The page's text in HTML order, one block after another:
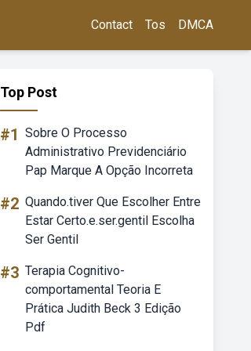
Contact Tos DMCA
Top Post
#1 Sobre O Processo
Administrativo Previdenciário
Pap Marque A Opção Incorreta
#2 Quando.tiver Que Escolher Entre
Estar Certo.e.ser.gentil Escolha
Ser Gentil
#3 Terapia Cognitivo-
comportamental Teoria E
Prática Judith Beck 3 Edição
Pdf